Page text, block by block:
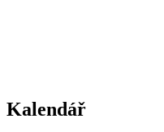
Kalendář